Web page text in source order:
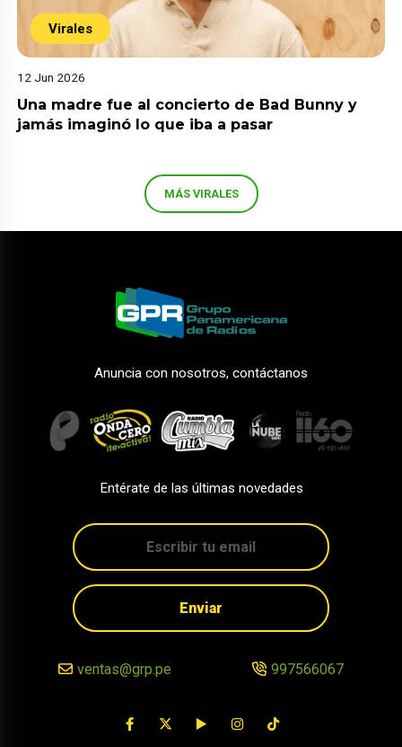
Virales
12 Jun 2026
Una madre fue al concierto de Bad Bunny y
jamás imaginó lo que iba a pasar
MÁS VIRALES
Anuncia con nosotros, contáctanos
Entérate de las últimas novedades
Enviar
ventas@grp.pe 997566067